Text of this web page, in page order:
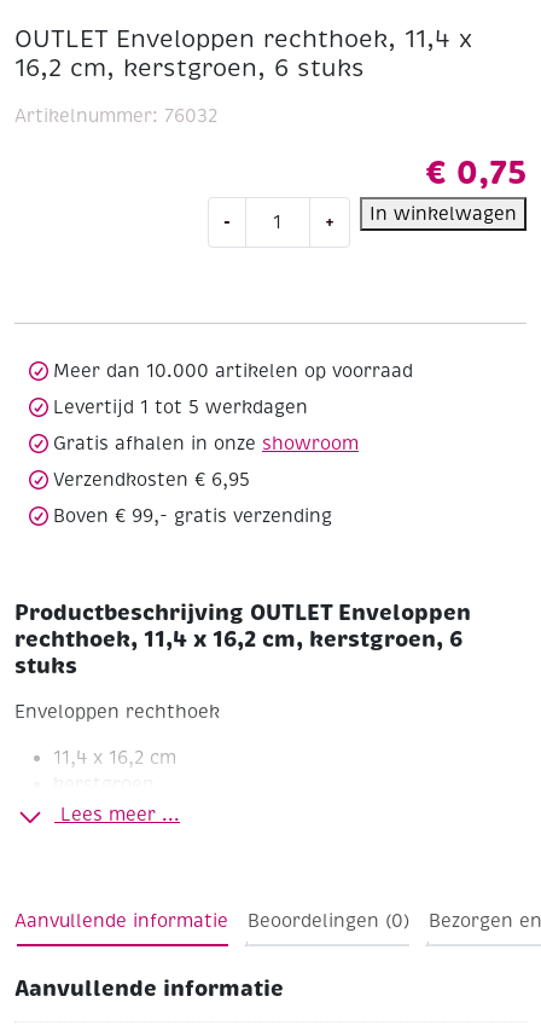
OUTLET Enveloppen rechthoek, 11,4 x
16,2 cm, kerstgroen, 6 stuks
€ 0,75
-
Enveloppen
cm,
stuks
aantal
+ In winkelwagen
Artikelnummer: 76032
Meer dan 10.000 artikelen op voorraad
Levertijd 1 tot 5 werkdagen
Gratis afhalen in onze showroom
Verzendkosten € 6,95
Boven € 99,- gratis verzending
Productbeschrijving OUTLET Enveloppen
rechthoek, 11,4 x 16,2 cm, kerstgroen, 6
stuks
Enveloppen rechthoek
11,4 x 16,2 cm
6 stuks
Lees meer ...
Aanvullende informatie Beoordelingen (0) Bezorgen
Aanvullende informatie